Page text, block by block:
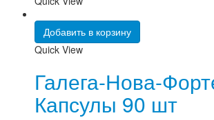
Добавить в корзину
Quick View
Галега-Нова-
Капсулы 90 шт